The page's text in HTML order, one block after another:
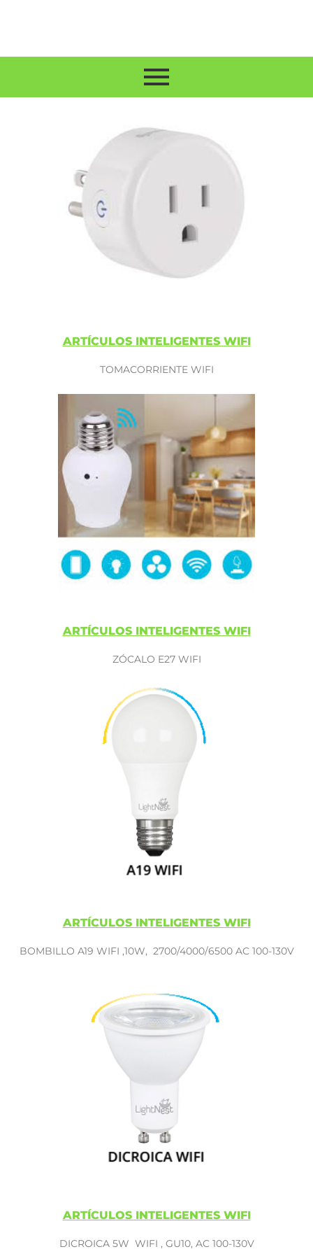
ARTÍCULOS INTELIGENTES WIFI
TOMACORRIENTE WIFI
ARTÍCULOS INTELIGENTES WIFI
ZÓCALO E27 WIFI
ARTÍCULOS INTELIGENTES WIFI
BOMBILLO A19 WIFI ,10W, 2700/4000/6500 AC 100-130V
ARTÍCULOS INTELIGENTES WIFI
DICROICA 5W WIFI , GU10, AC 100-130V